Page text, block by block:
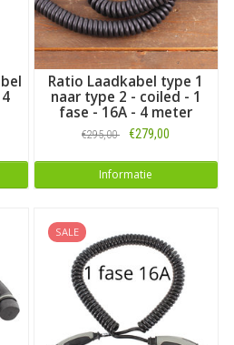
Ratio Laadkabel type 1
naar type 2 - coiled - 1
fase - 16A - 4 meter
€295,00 €279,00
Informatie
SALE